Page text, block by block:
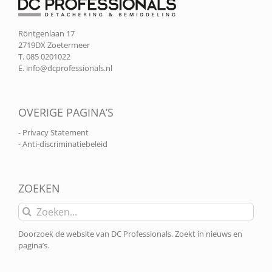
Röntgenlaan 17
2719DX Zoetermeer
T. 085 0201022
E. info@dcprofessionals.nl
OVERIGE PAGINA’S
- Privacy Statement
- Anti-discriminatiebeleid
ZOEKEN
Zoeken
naar:
Doorzoek de website van DC Professionals. Zoekt in nieuws en
pagina’s.